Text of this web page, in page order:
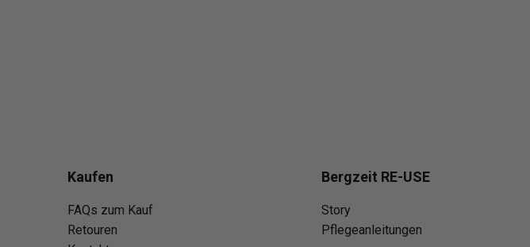
Kaufen
FAQs zum Kauf
Retouren
Bergzeit RE-USE
Story
Pflegeanleitungen